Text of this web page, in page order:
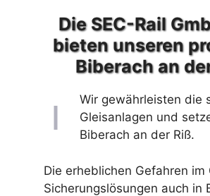
Die SEC-Rail
bieten unseren
Biberach an
Wir gewährleisten die
Gleisanlagen und
Biberach an der Riß.
Die erheblichen Gefahren
Sicherungslösungen auch